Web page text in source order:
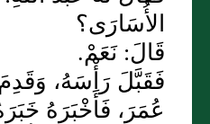
الأُسَارَى؟
قَالَ: نَعَمْ.
فَقَبَّلَ رَأْسَهُ،
عُمَرَ، فَأَخْبَرَهُ